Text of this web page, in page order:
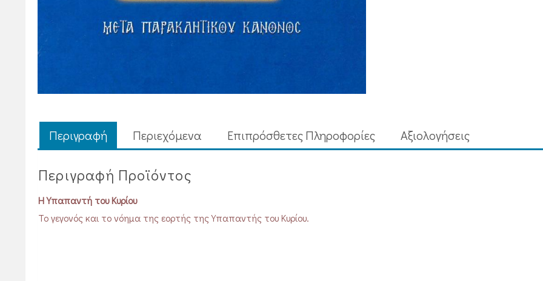
Περιγραφή Περιεχόμενα Επιπρόσθετες Πληροφορίες Aξιολογήσεις
Περιγραφή Προϊόντος
Η Υπαπαντή του Κυρίου
Το γεγονός και το νόημα της εορτής της Υπαπαντής του Κυρίου.